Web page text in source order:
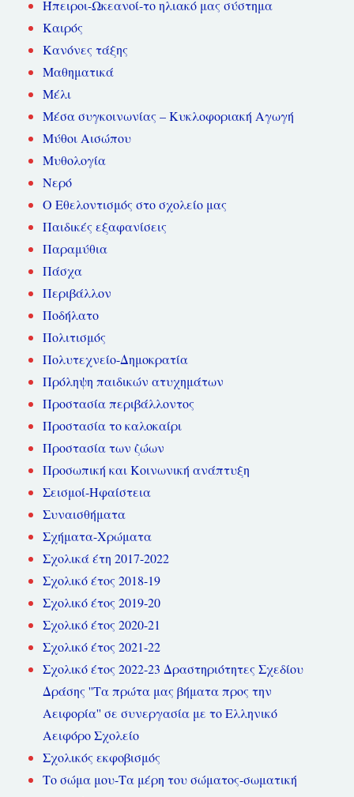
Ήπειροι-Ωκεανοί-το ηλιακό μας σύστημα
Καιρός
Κανόνες τάξης
Μαθηματικά
Μέλι
Μέσα συγκοινωνίας – Κυκλοφοριακή Αγωγή
Μύθοι Αισώπου
Μυθολογία
Νερό
Ο Εθελοντισμός στο σχολείο μας
Παιδικές εξαφανίσεις
Παραμύθια
Πάσχα
Περιβάλλον
Ποδήλατο
Πολιτισμός
Πολυτεχνείο-Δημοκρατία
Πρόληψη παιδικών ατυχημάτων
Προστασία περιβάλλοντος
Προστασία το καλοκαίρι
Προστασία των ζώων
Προσωπική και Κοινωνική ανάπτυξη
Σεισμοί-Ηφαίστεια
Συναισθήματα
Σχήματα-Χρώματα
Σχολικά έτη 2017-2022
Σχολικό έτος 2018-19
Σχολικό έτος 2019-20
Σχολικό έτος 2020-21
Σχολικό έτος 2021-22
Σχολικό έτος 2022-23 Δραστηριότητες Σχεδίου
Δράσης ''Τα πρώτα μας βήματα προς την
Αειφορία'' σε συνεργασία με το Ελληνικό
Αειφόρο Σχολείο
Σχολικός εκφοβισμός
Το σώμα μου-Τα μέρη του σώματος-σωματική